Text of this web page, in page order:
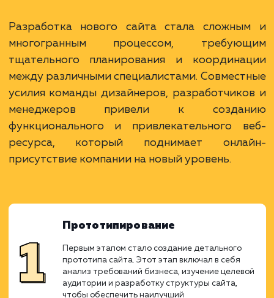
Ход работ
многогранным процессом,
тщательного планирования и
между различными специалистами.
усилия команды дизайнеров,